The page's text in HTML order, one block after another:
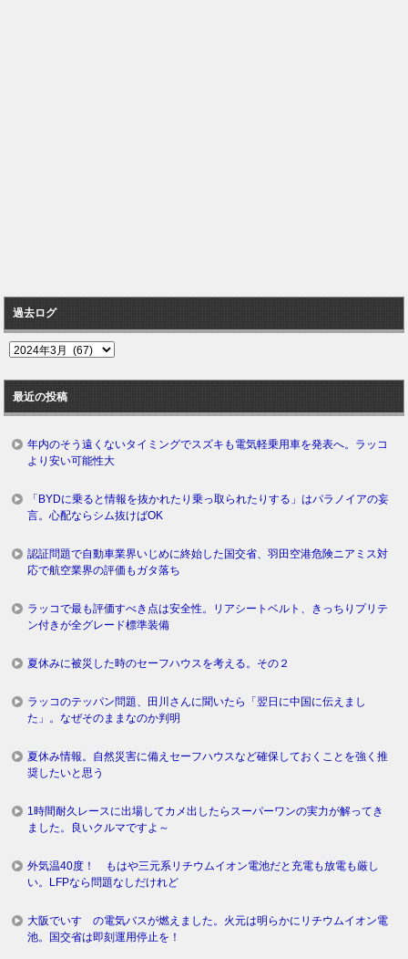
過去ログ
過
ロ
グ
最近の投稿
年内のそう遠くないタイミングでスズキも電気軽乗用車を発表へ。ラッコ
より安い可能性大
「BYDに乗ると情報を抜かれたり乗っ取られたりする」はパラノイアの妄
言。心配ならシム抜けばOK
認証問題で自動車業界いじめに終始した国交省、羽田空港危険ニアミス対
応で航空業界の評価もガタ落ち
ラッコで最も評価すべき点は安全性。リアシートベルト、きっちりプリテ
ン付きが全グレード標準装備
夏休みに被災した時のセーフハウスを考える。その２
ラッコのテッパン問題、田川さんに聞いたら「翌日に中国に伝えまし
た」。なぜそのままなのか判明
夏休み情報。自然災害に備えセーフハウスなど確保しておくことを強く推
奨したいと思う
1時間耐久レースに出場してカメ出したらスーパーワンの実力が解ってき
ました。良いクルマですよ～
外気温40度！ もはや三元系リチウムイオン電池だと充電も放電も厳し
い。LFPなら問題なしだけれど
大阪でいすゞの電気バスが燃えました。火元は明らかにリチウムイオン電
池。国交省は即刻運用停止を！